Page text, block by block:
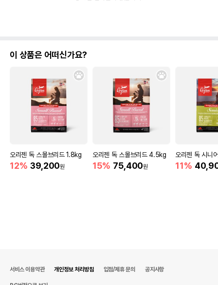
이 상품은 어떠신가요?
오리젠 독 스몰브리드 1.8kg
12% 39,200원
오리젠 독 스몰브리드 4.5kg
15% 75,400원
오리젠 독 시니
11%
서비스 이용약관 개인정보 처리방침 입점/제휴 문의 공지사항